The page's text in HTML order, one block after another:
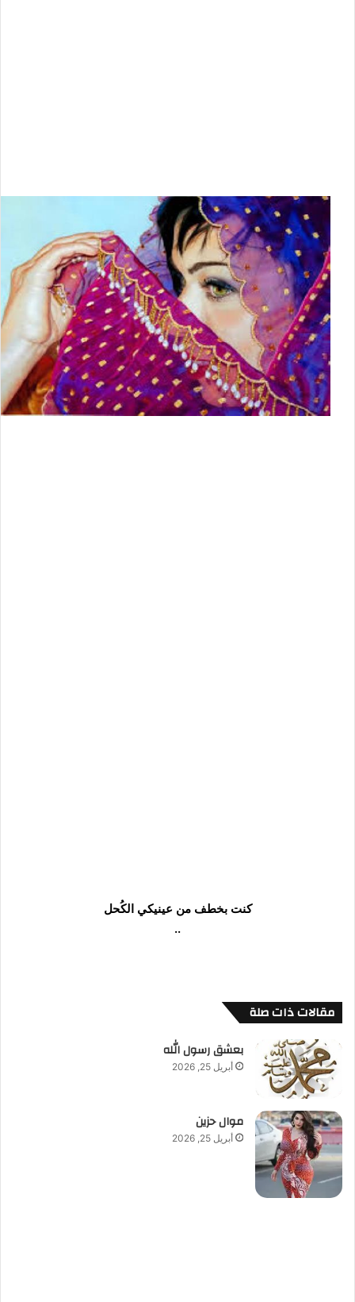
كنت بخطف من عينيكي الكُحل
..
مقالات ذات صلة
بعشق رسول الله
أبريل 25, 2026
موال حزين
أبريل 25, 2026